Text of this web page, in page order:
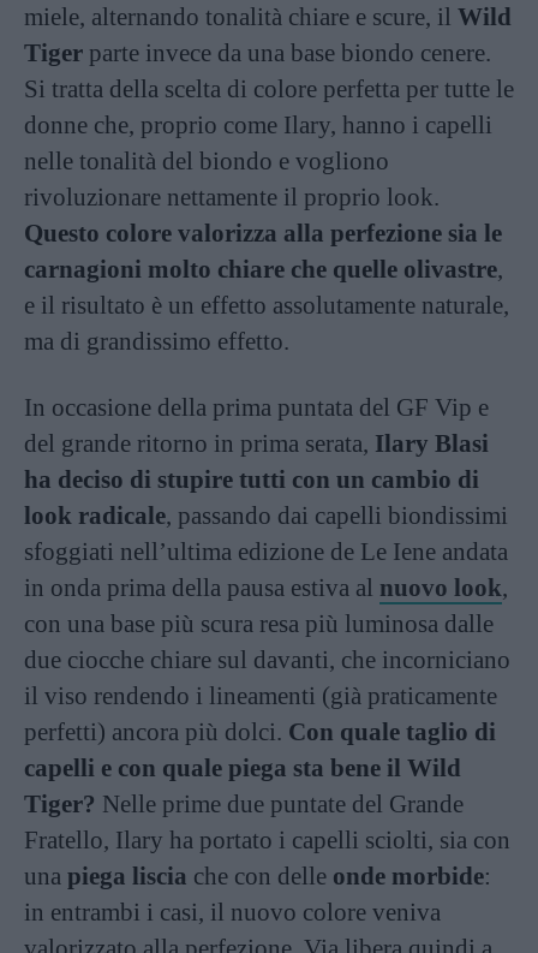
miele, alternando tonalità chiare e scure, il Wild
Tiger parte invece da una base biondo cenere.
Si tratta della scelta di colore perfetta per tutte le
donne che, proprio come Ilary, hanno i capelli
nelle tonalità del biondo e vogliono
rivoluzionare nettamente il proprio look.
Questo colore valorizza alla perfezione sia le
carnagioni molto chiare che quelle olivastre,
e il risultato è un effetto assolutamente naturale,
ma di grandissimo effetto.
In occasione della prima puntata del GF Vip e
del grande ritorno in prima serata, Ilary Blasi
ha deciso di stupire tutti con un cambio di
look radicale, passando dai capelli biondissimi
sfoggiati nell’ultima edizione de Le Iene andata
in onda prima della pausa estiva al nuovo look,
con una base più scura resa più luminosa dalle
due ciocche chiare sul davanti, che incorniciano
il viso rendendo i lineamenti (già praticamente
perfetti) ancora più dolci. Con quale taglio di
capelli e con quale piega sta bene il Wild
Tiger? Nelle prime due puntate del Grande
Fratello, Ilary ha portato i capelli sciolti, sia con
una piega liscia che con delle onde morbide:
in entrambi i casi, il nuovo colore veniva